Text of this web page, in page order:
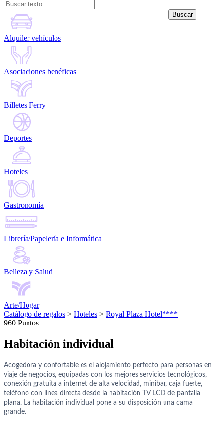
Alquiler vehículos
Asociaciones benéficas
Billetes Ferry
Deportes
Hoteles
Gastronomía
Librería/Papelería e Informática
Belleza y Salud
Arte/Hogar
Catálogo de regalos > Hoteles > Royal Plaza Hotel****
960 Puntos
Habitación individual
Acogedora y confortable es el alojamiento perfecto para personas en
viaje de negocios, equipadas con los mejores servicios tecnológicos,
conexión gratuita a internet de alta velocidad, minibar, caja fuerte,
teléfono con linea directa desde la habitación TV LCD de pantalla
plana. La habitación individual pone a su disposición una cama
grande.